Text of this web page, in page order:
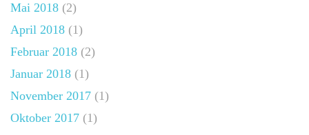
Mai 2018 (2)
April 2018 (1)
Februar 2018 (2)
Januar 2018 (1)
November 2017 (1)
Oktober 2017 (1)